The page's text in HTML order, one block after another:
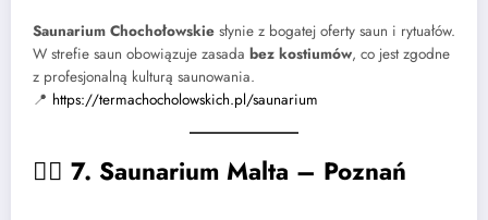
Saunarium Chochołowskie słynie z bogatej oferty saun i rytuałów.
W strefie saun obowiązuje zasada bez kostiumów, co jest zgodne
z profesjonalną kulturą saunowania.
📍 https://termachocholowskich.pl/saunarium
🧖‍♂️ 7. Saunarium Malta – Poznań